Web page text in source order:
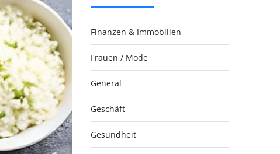
Finanzen & Immobilien
Frauen / Mode
General
Geschäft
Gesundheit